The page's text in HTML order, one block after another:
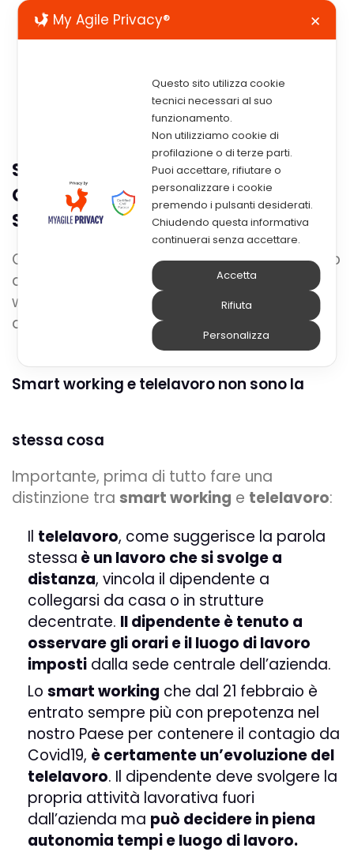
Smart Working: Perché Lavorare Da
Casa Conviene Alle Imprese E Non
Solo
Ormai a causa dell’emergenza, tutti parlano
di
, tutti si sentono in smart
working, ma siamo sicuri di sapere davvero
di cosa si tratta?
Smart working e telelavoro non sono la
stessa cosa
Importante, prima di tutto fare una
distinzione tra smart working e telelavoro:
Il telelavoro, come suggerisce la parola
stessa è un lavoro che si svolge a
distanza, vincola il dipendente a
collegarsi da casa o in strutture
decentrate. Il dipendente è tenuto a
osservare gli orari e il luogo di lavoro
imposti dalla sede centrale dell’azienda.
Lo smart working che dal 21 febbraio è
entrato sempre più con prepotenza nel
nostro Paese per contenere il contagio da
Covid19, è certamente un’evoluzione del
telelavoro. Il dipendente deve svolgere la
propria attività lavorativa fuori
dall’azienda ma può decidere in piena
autonomia tempi e luogo di lavoro.
My Agile Privacy® ✕
Questo sito utilizza cookie
tecnici necessari al suo
funzionamento.
Non utilizziamo cookie di
profilazione o di terze parti.
Puoi accettare, rifiutare o
personalizzare i cookie
premendo i pulsanti desiderati.
Chiudendo questa informativa
continuerai senza accettare.
Accetta
Rifiuta
Personalizza